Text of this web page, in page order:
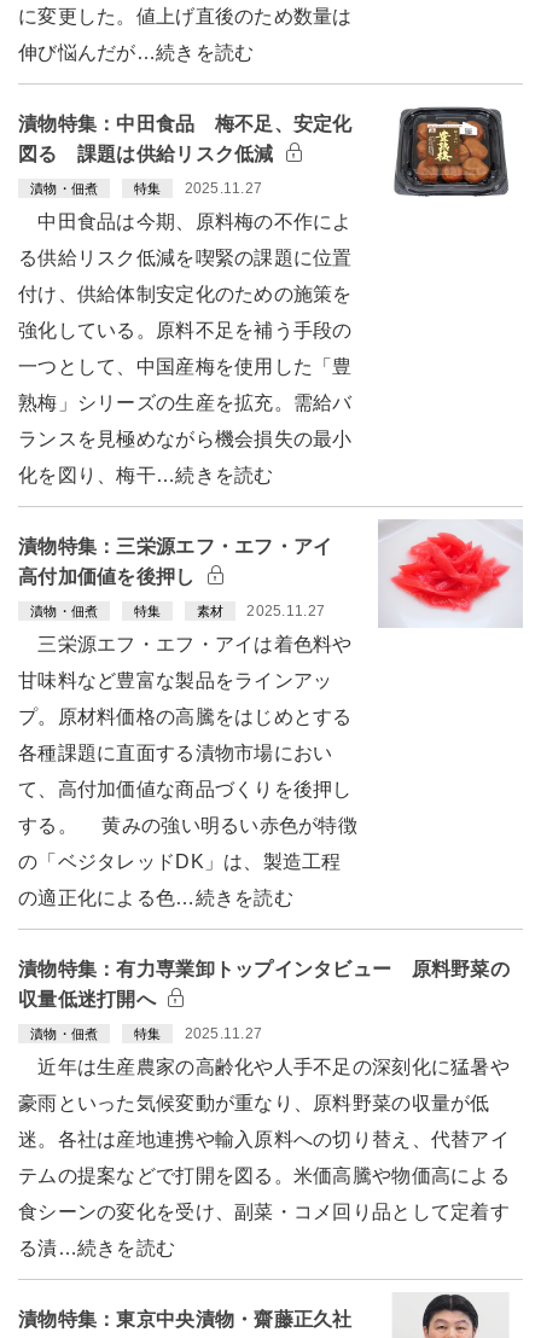
に変更した。値上げ直後のため数量は
伸び悩んだが…続きを読む
漬物特集：中田食品 梅不足、安定化
図る 課題は供給リスク低減
漬物・佃煮 特集 2025.11.27
中田食品は今期、原料梅の不作によ
る供給リスク低減を喫緊の課題に位置
付け、供給体制安定化のための施策を
強化している。原料不足を補う手段の
一つとして、中国産梅を使用した「豊
熟梅」シリーズの生産を拡充。需給バ
ランスを見極めながら機会損失の最小
化を図り、梅干…続きを読む
漬物特集：三栄源エフ・エフ・アイ
高付加価値を後押し
漬物・佃煮 特集 素材 2025.11.27
三栄源エフ・エフ・アイは着色料や
甘味料など豊富な製品をラインアッ
プ。原材料価格の高騰をはじめとする
各種課題に直面する漬物市場におい
て、高付加価値な商品づくりを後押し
する。 黄みの強い明るい赤色が特徴
の「ベジタレッドDK」は、製造工程
の適正化による色…続きを読む
漬物特集：有力専業卸トップインタビュー 原料野菜の
収量低迷打開へ
漬物・佃煮 特集 2025.11.27
近年は生産農家の高齢化や人手不足の深刻化に猛暑や
豪雨といった気候変動が重なり、原料野菜の収量が低
迷。各社は産地連携や輸入原料への切り替え、代替アイ
テムの提案などで打開を図る。米価高騰や物価高による
食シーンの変化を受け、副菜・コメ回り品として定着す
る漬…続きを読む
漬物特集：東京中央漬物・齋藤正久社